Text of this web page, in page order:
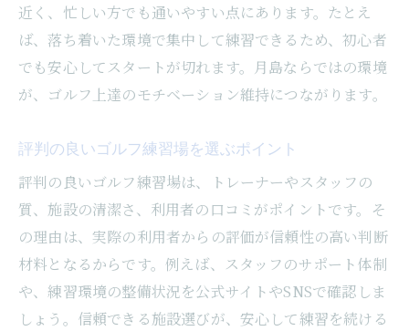
近く、忙しい方でも通いやすい点にあります。たとえ
ば、落ち着いた環境で集中して練習できるため、初心者
でも安心してスタートが切れます。月島ならではの環境
が、ゴルフ上達のモチベーション維持につながります。
評判の良いゴルフ練習場を選ぶポイント
評判の良いゴルフ練習場は、トレーナーやスタッフの
質、施設の清潔さ、利用者の口コミがポイントです。そ
の理由は、実際の利用者からの評価が信頼性の高い判断
材料となるからです。例えば、スタッフのサポート体制
や、練習環境の整備状況を公式サイトやSNSで確認しま
しょう。信頼できる施設選びが、安心して練習を続ける